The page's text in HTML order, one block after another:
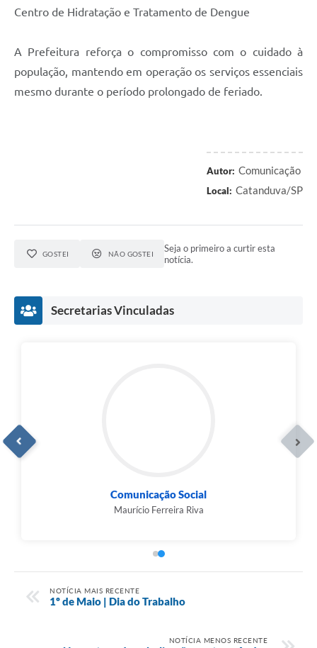
Centro de Hidratação e Tratamento de Dengue
A Prefeitura reforça o compromisso com o cuidado à
população, mantendo em operação os serviços essenciais
mesmo durante o período prolongado de feriado.
Autor: Comunicação
Local: Catanduva/SP
GOSTEI NÃO GOSTEI
Seja o primeiro a curtir esta
notícia.
Secretarias Vinculadas
Comunicação Social
Maurício Ferreira Riva
NOTÍCIA MAIS RECENTE
1º de Maio | Dia do Trabalho
NOTÍCIA MENOS RECENTE